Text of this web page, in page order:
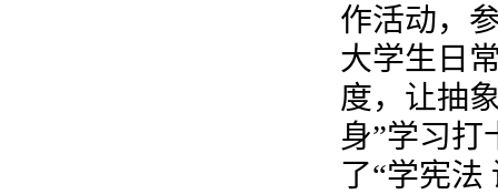
作活动，
大学生日
度，让抽
身”学习打
了“学宪法